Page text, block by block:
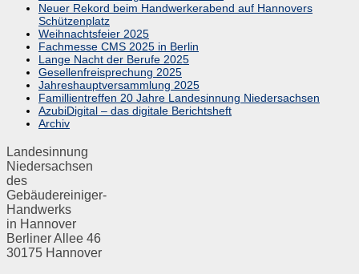
Neuer Rekord beim Handwerkerabend auf Hannovers
Schützenplatz
Weihnachtsfeier 2025
Fachmesse CMS 2025 in Berlin
Lange Nacht der Berufe 2025
Gesellenfreisprechung 2025
Jahreshauptversammlung 2025
Famillientreffen 20 Jahre Landesinnung Niedersachsen
AzubiDigital – das digitale Berichtsheft
Archiv
Landesinnung
Niedersachsen
des
Gebäudereiniger-
Handwerks
in Hannover
Berliner Allee 46
30175 Hannover